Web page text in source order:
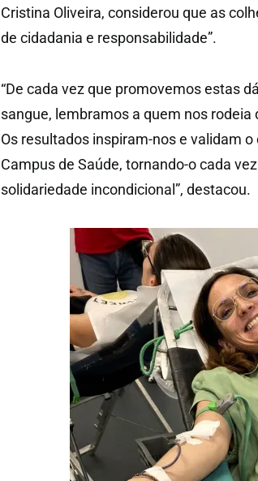
Cristina Oliveira, considerou que as
de cidadania e responsabilidade”.
“De cada vez que promovemos estas
sangue, lembramos a quem nos
Os resultados inspiram-nos e validam
Campus de Saúde, tornando-o cada
solidariedade incondicional”, destacou.